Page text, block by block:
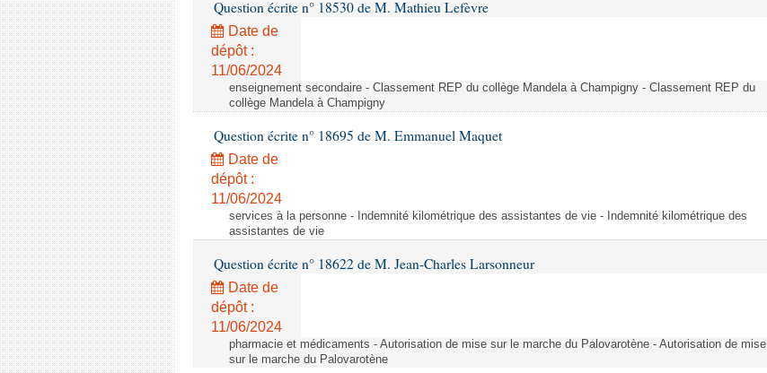
Question écrite n° 18530 de M. Mathieu Lefèvre
Date de
dépôt :
11/06/2024
enseignement secondaire - Classement REP du collège Mandela à Champigny - Classement REP du
collège Mandela à Champigny
Question écrite n° 18695 de M. Emmanuel Maquet
Date de
dépôt :
11/06/2024
services à la personne - Indemnité kilométrique des assistantes de vie - Indemnité kilométrique des
assistantes de vie
Question écrite n° 18622 de M. Jean-Charles Larsonneur
Date de
dépôt :
11/06/2024
pharmacie et médicaments - Autorisation de mise sur le marche du Palovarotène - Autorisation de mise
sur le marche du Palovarotène